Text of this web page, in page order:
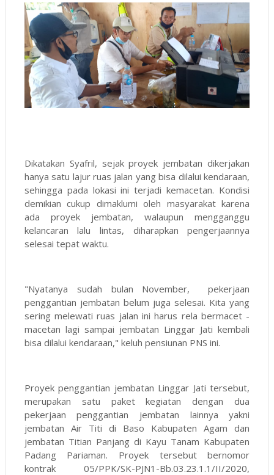
Dikatakan Syafril, sejak proyek jembatan dikerjakan
hanya satu lajur ruas jalan yang bisa dilalui kendaraan,
sehingga pada lokasi ini terjadi kemacetan. Kondisi
demikian cukup dimaklumi oleh masyarakat karena
ada proyek jembatan, walaupun mengganggu
kelancaran lalu lintas, diharapkan pengerjaannya
selesai tepat waktu.
"Nyatanya sudah bulan November, pekerjaan
penggantian jembatan belum juga selesai. Kita yang
sering melewati ruas jalan ini harus rela bermacet -
macetan lagi sampai jembatan Linggar Jati kembali
bisa dilalui kendaraan," keluh pensiunan PNS ini.
Proyek penggantian jembatan Linggar Jati tersebut,
merupakan satu paket kegiatan dengan dua
pekerjaan penggantian jembatan lainnya yakni
jembatan Air Titi di Baso Kabupaten Agam dan
jembatan Titian Panjang di Kayu Tanam Kabupaten
Padang Pariaman. Proyek tersebut bernomor
kontrak 05/PPK/SK-PJN1-Bb.03.23.1.1/II/2020,